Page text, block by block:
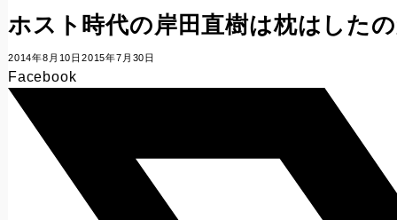
ホスト時代の岸田直樹は枕はした
2014年8月10日 2015年7月30日
Facebook